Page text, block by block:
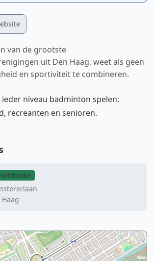
van de grootste
uit Den Haag, weet als geen
en sportiviteit te combineren.
niveau badminton spelen:
recreanten en senioren.
Haag